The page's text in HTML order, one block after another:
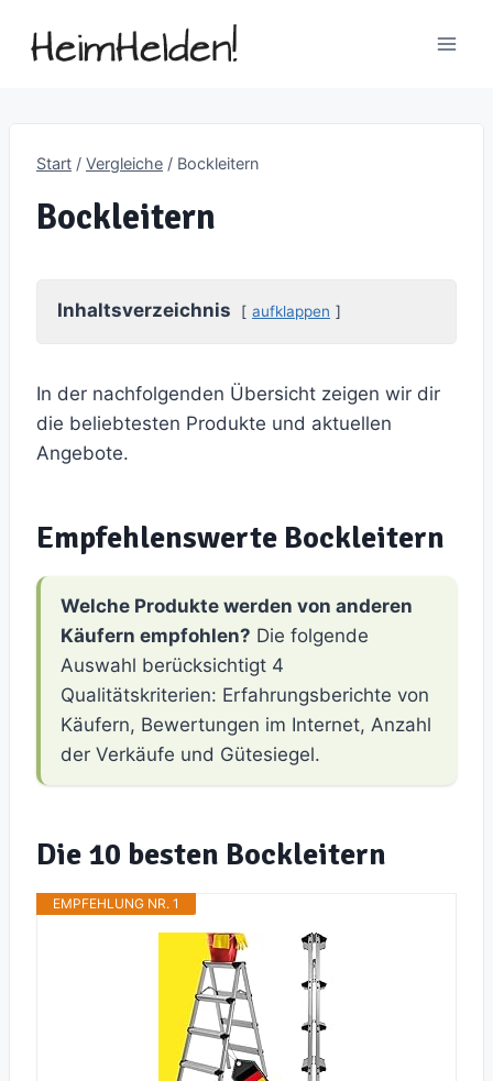
Inhalt
Start / Vergleiche / Bockleitern
Bockleitern
Inhaltsverzeichnis aufklappen
In der nachfolgenden Übersicht zeigen wir dir
die beliebtesten Produkte und aktuellen
Angebote.
Empfehlenswerte Bockleitern
Welche Produkte werden von anderen
Käufern empfohlen? Die folgende
Auswahl berücksichtigt 4
Qualitätskriterien: Erfahrungsberichte von
Käufern, Bewertungen im Internet, Anzahl
der Verkäufe und Gütesiegel.
Die 10 besten Bockleitern
EMPFEHLUNG NR. 1